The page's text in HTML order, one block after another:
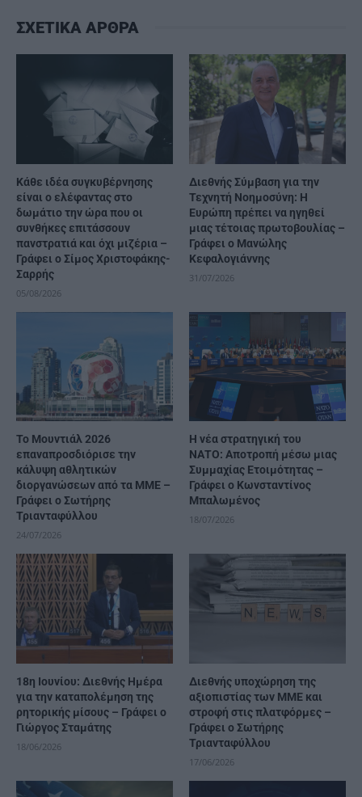
ΣΧΕΤΙΚΑ ΑΡΘΡΑ
Κάθε ιδέα συγκυβέρνησης
είναι ο ελέφαντας στο
δωμάτιο την ώρα που οι
συνθήκες επιτάσσουν
πανστρατιά και όχι μιζέρια –
Γράφει ο Σίμος Χριστοφάκης-
Σαρρής
05/08/2026
Διεθνής Σύμβαση για την
Τεχνητή Νοημοσύνη: Η
Ευρώπη πρέπει να ηγηθεί
μιας τέτοιας πρωτοβουλίας –
Γράφει ο Μανώλης
Κεφαλογιάννης
31/07/2026
Το Μουντιάλ 2026
επαναπροσδιόρισε την
κάλυψη αθλητικών
διοργανώσεων από τα ΜΜΕ –
Γράφει ο Σωτήρης
Τριανταφύλλου
24/07/2026
Η νέα στρατηγική του
ΝΑΤΟ: Αποτροπή μέσω μιας
Συμμαχίας Ετοιμότητας –
Γράφει ο Κωνσταντίνος
Μπαλωμένος
18/07/2026
18η Ιουνίου: Διεθνής Ημέρα
για την καταπολέμηση της
ρητορικής μίσους – Γράφει ο
Γιώργος Σταμάτης
18/06/2026
Διεθνής υποχώρηση της
αξιοπιστίας των ΜΜΕ και
στροφή στις πλατφόρμες –
Γράφει ο Σωτήρης
Τριανταφύλλου
17/06/2026